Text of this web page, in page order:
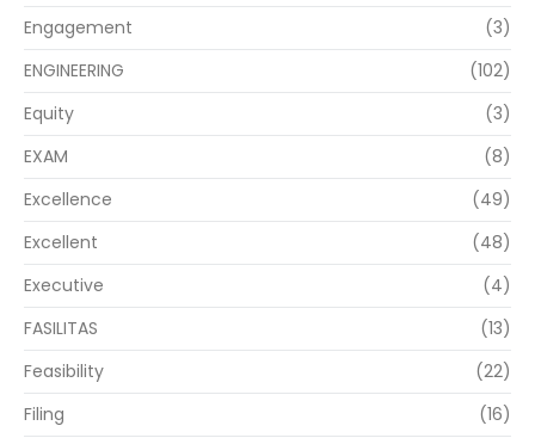
Engagement
(3)
ENGINEERING
(102)
Equity
(3)
EXAM
(8)
Excellence
(49)
Excellent
(48)
Executive
(4)
FASILITAS
(13)
Feasibility
(22)
Filing
(16)